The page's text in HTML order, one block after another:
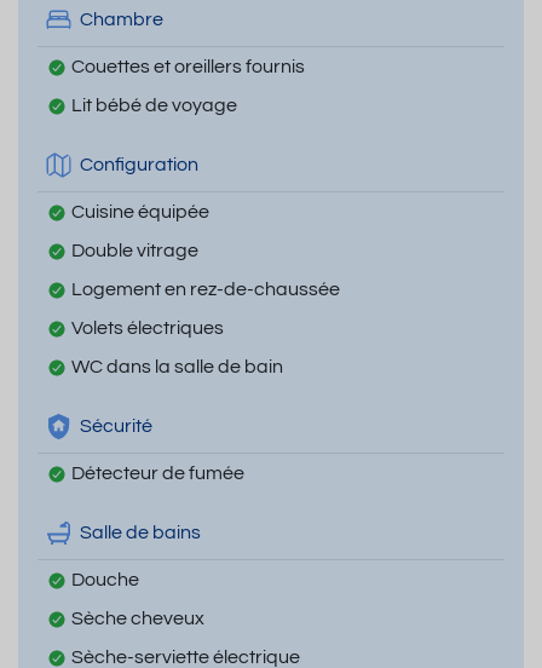
Chambre
Couettes et oreillers fournis
Lit bébé de voyage
Configuration
Cuisine équipée
Double vitrage
Logement en rez-de-chaussée
Volets électriques
WC dans la salle de bain
Sécurité
Détecteur de fumée
Salle de bains
Douche
Sèche cheveux
Sèche-serviette électrique